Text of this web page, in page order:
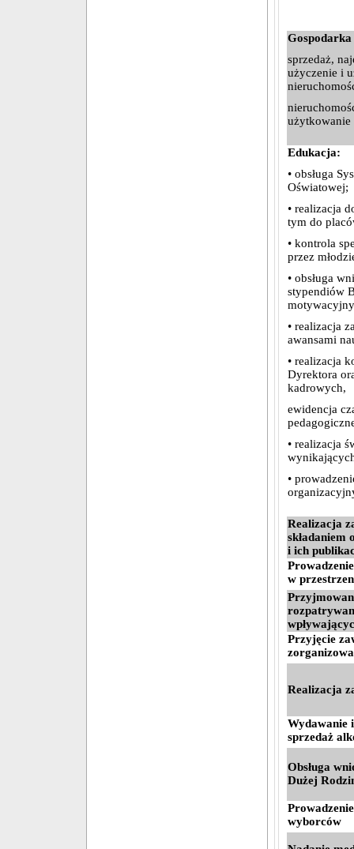
sprzedaż,
użyczenie i
użytkowanie
Edukacja:
• obsługa
Oświatowej;
• realizacja
tym do
• kontrola
przez
• obsługa
stypendiów
• realizacja
awansami
• realizacja
Dyrektora
kadrowych,
ewidencja
• realizacja
•
Realizacja
składaniem
i ich
w
Przyjęcie
Realizacja
Wydawanie
sprzedaż
Obsługa
Dużej
wyborców